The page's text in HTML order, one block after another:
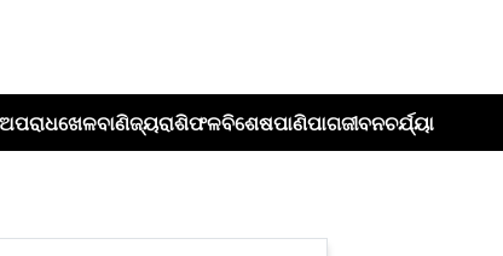
ଖେଳବାଣିଜ୍ୟରାଶିଫଳବିଶେଷପାଣିପାଗଜୀବନଚର୍ଯ୍ୟା